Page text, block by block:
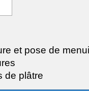
et pose de
de plâtre